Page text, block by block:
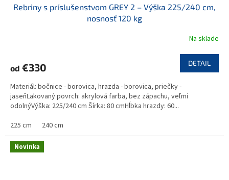
Rebriny s príslušenstvom GREY 2 – Výška 225/240 cm,
nosnosť 120 kg
Na sklade
od €330 DETAIL
Materiál: bočnice - borovica, hrazda - borovica, priečky -
jaseňLakovaný povrch: akrylová farba, bez zápachu, veľmi
odolnýVýška: 225/240 cm Šírka: 80 cmHĺbka hrazdy: 60...
225 cm
240 cm
Novinka